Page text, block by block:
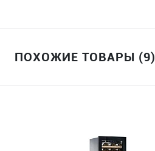
ПОХОЖИЕ ТОВАРЫ (9)